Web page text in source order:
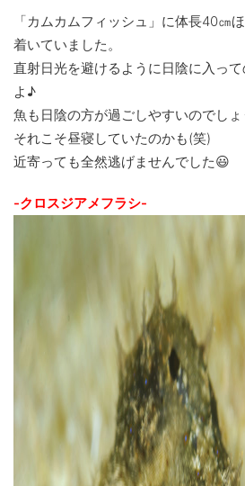
「カムカムフィッシュ」に体長40㎝
着いていました。
直射日光を避けるように日陰に入っ
よ♪
魚も日陰の方が過ごしやすいのでしょ
それこそ昼寝していたのかも(笑)
近寄っても全然逃げませんでした😃
-クロスジアメフラシ-